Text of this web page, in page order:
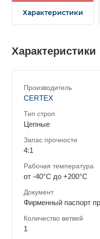
Характеристики
Характеристики
Производитель
CERTEX
Тип строп
Цепные
Запас прочности
4:1
Рабочая температура
от -40°C до +200°C
Документ
Фирменный паспорт
Количество ветвей
1